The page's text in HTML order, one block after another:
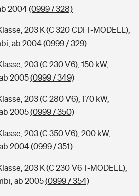
2004(0999 / 328)
203 K (C 320 CDI T-MODELL),
ab 2004(0999 / 329)
203 (C 230 V6), 150 kW,
2005(0999 / 349)
203 (C 280 V6), 170 kW,
2005(0999 / 350)
203 (C 350 V6), 200 kW,
2004(0999 / 351)
203 K (C 230 V6 T-MODELL),
ab 2005(0999 / 354)